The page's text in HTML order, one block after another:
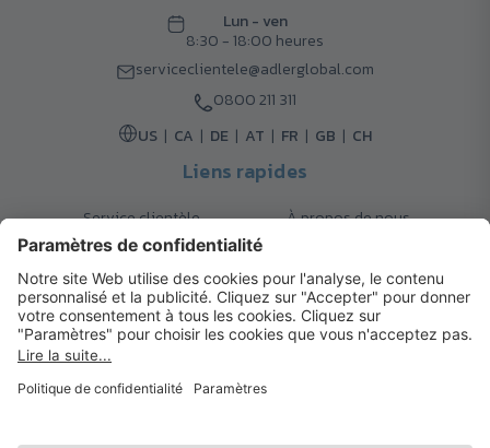
Lun - ven
8:30 - 18:00 heures
serviceclientele@adlerglobal.com
0800 211 311
US
CA DE AT FR GB CH
Liens rapides
Service clientèle
À propos de nous
Retours
Contact
FAQ
Garanties
Mode de paiement
Magazine
Mentions légales
© 2026 Cadeaux d’Affaires ADLER